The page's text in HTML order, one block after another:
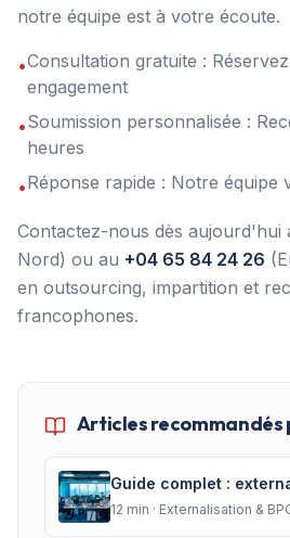
notre équipe est à votre écoute.
•Consultation gratuite :
engagement
•Soumission personnalisée :
heures
•Réponse rapide : Notre
Contactez-nous dès aujourd'hui
Nord) ou au +04 65 84 24 26
en outsourcing, impartition et
francophones.
Articles
Guide complet :
12 min · Externalisation &